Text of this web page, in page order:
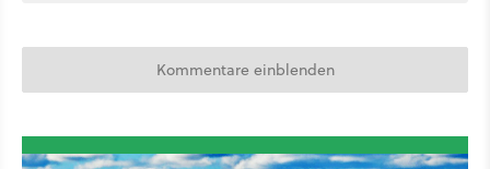
Kommentare einblenden